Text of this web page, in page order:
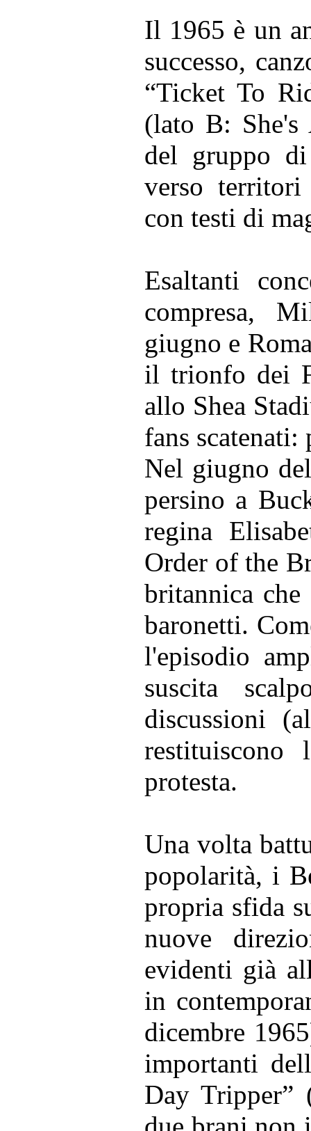
Il 1965 è un
successo,
“Ticket To
(lato B: She's
del gruppo
verso territori
con testi di
Esaltanti
compresa,
giugno e
il trionfo dei
allo Shea
fans
Nel giugno
persino a
regina
Order of the
britannica
baronetti.
l'episodio
suscita
discussioni
protesta.
Una volta
popolarità, i
propria sfida
nuove
evidenti già
in
dicembre
importanti
Day